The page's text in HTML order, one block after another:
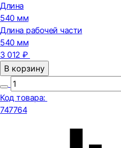
Длина
540 мм
Длина рабочей части
540 мм
3 012 ₽
В корзину
Код товара:
747764